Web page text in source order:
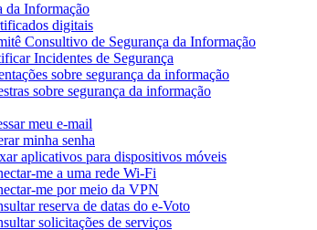
da Informação
digitais
Consultivo de Segurança da Informação
Incidentes de Segurança
sobre segurança da informação
sobre segurança da informação
meu e-mail
minha senha
aplicativos para dispositivos móveis
me a uma rede Wi-Fi
me por meio da VPN
reserva de datas do e-Voto
solicitações de serviços